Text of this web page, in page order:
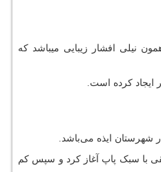
نیلی افشار زیبایی میباشد که
ایجاد کرده است.
با سبک پاپ آغاز کرد و سپس کم